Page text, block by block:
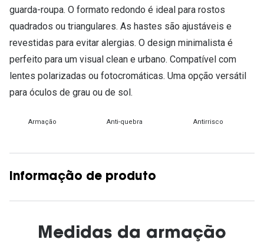
guarda-roupa. O formato redondo é ideal para rostos
quadrados ou triangulares. As hastes são ajustáveis e
revestidas para evitar alergias. O design minimalista é
perfeito para um visual clean e urbano. Compatível com
lentes polarizadas ou fotocromáticas. Uma opção versátil
para óculos de grau ou de sol.
Armação Anti-quebra Antirrisco
Informação de produto
Medidas da armação